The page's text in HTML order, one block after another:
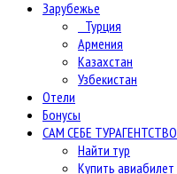
Зарубежье
Турция
Армения
Казахстан
Узбекистан
Отели
Бонусы
САМ СЕБЕ ТУРАГЕНТСТВО
Найти тур
Купить авиабилет